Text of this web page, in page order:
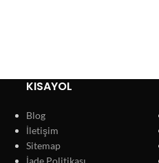
KISAYOL
Blog
İletişim
Sitemap
İade Politikası